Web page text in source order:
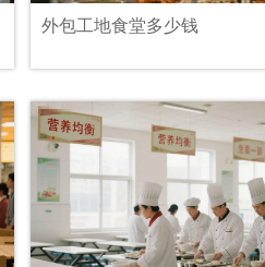
外包工地食堂多少钱